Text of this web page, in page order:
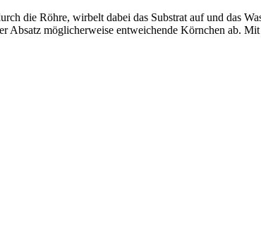
die Röhre, wirbelt dabei das Substrat auf und das
möglicherweise entweichende Körnchen ab.